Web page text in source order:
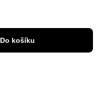
Do košíku